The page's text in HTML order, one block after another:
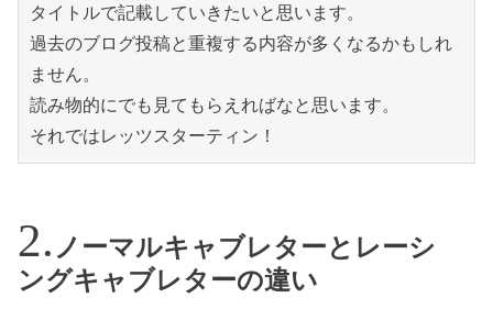
タイトルで記載していきたいと思います。
過去のブログ投稿と重複する内容が多くなるかもしれ
ません。
読み物的にでも見てもらえればなと思います。
それではレッツスターティン！
ノーマルキャブレターとレーシ
ングキャブレターの違い